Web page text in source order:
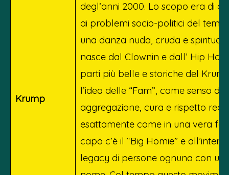
Krump
degl’anni 2000. Lo scopo era di
ai problemi socio-politici del
una danza nuda, cruda e
nasce dal Clownin e dall’ Hip
parti più belle e storiche del
l’idea delle “Fam”, come senso di
aggregazione, cura e rispetto
esattamente come in una vera
capo c’è il “Big Homie” e
legacy di persone ognuna con un